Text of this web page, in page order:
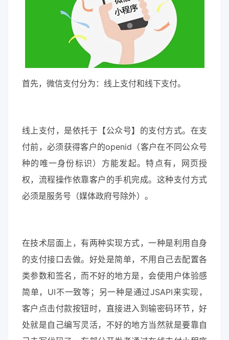
首先，微信支付分为：线上支付和线下支付。
线上支付，是依托于【公众号】的支付方式。在支
付前，必须获得客户的openid（客户在不同公众号
种的唯一身份标识）方能发起。特点有，网页授
权，流程操作依靠客户的手机完成。这种支付方式
必须是服务号（媒体政府号除外）。
在技术层面上，有两种实现方式，一种是利用自身
的支付接口去做。好处是简单，不用自己去配置各
类参数和签名，而不好的地方是，会使用户体验感
简单，UI不一致等；另一种是通过JSAPI来实现，
客户点击付款按钮时，直接进入到输密码环节，好
处就是自己编写灵活，不好的地方当然就是要靠自